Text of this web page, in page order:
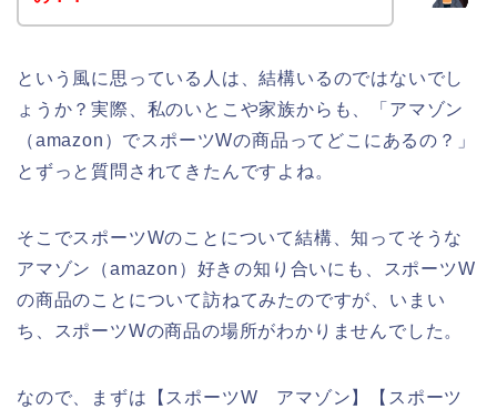
という風に思っている人は、結構いるのではないでし
ょうか？実際、私のいとこや家族からも、「アマゾン
（amazon）でスポーツWの商品ってどこにあるの？」
とずっと質問されてきたんですよね。
そこでスポーツWのことについて結構、知ってそうな
アマゾン（amazon）好きの知り合いにも、スポーツW
の商品のことについて訪ねてみたのですが、いまい
ち、スポーツWの商品の場所がわかりませんでした。
なので、まずは【スポーツW アマゾン】【スポーツ